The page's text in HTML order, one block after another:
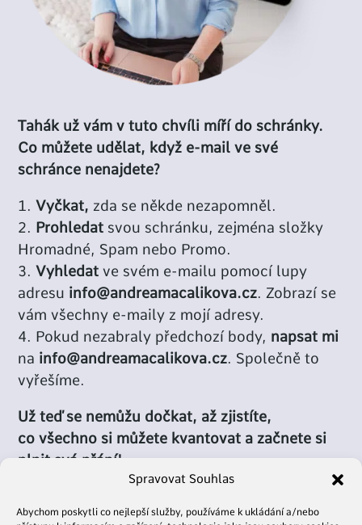
Spravovat Souhlas
Abychom poskytli co nejlepší služby, používáme k ukládání a/nebo
Tahák už vám v tuto chvíli míří do schránky.
Co můžete udělat, když e-mail ve své
schránce nenajdete?
Vyčkat, zda se někde nezapomněl.
Prohledat svou schránku, zejména složky
Hromadné, Spam nebo Promo.
Vyhledat ve svém e-mailu pomocí lupy
adresu info@andreamacalikova.cz. Zobrazí se
vám všechny e-maily z mojí adresy.
Pokud nezabraly předchozí body, napsat mi
na info@andreamacalikova.cz. Společně to
vyřešíme.
Už teď se nemůžu dočkat, až zjistíte,
co všechno si můžete kvantovat a začnete si
plnit svá přání!